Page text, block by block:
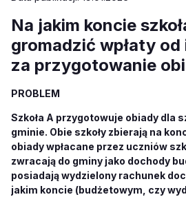
Na jakim koncie
gromadzić wpłaty od
za przygotowanie
PROBLEM
Szkoła A przygotowuje obiady dla
gminie. Obie szkoły zbierają na
obiady wpłacane przez uczniów
zwracają do gminy jako dochody
posiadają wydzielony rachunek
jakim koncie (budżetowym, czy